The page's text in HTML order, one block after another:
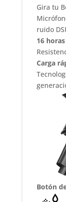
Gira tu
ruido
16
Carga
Botón